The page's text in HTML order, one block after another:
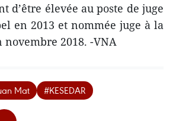
d’être élevée au poste de juge
en 2013 et nommée juge à la
novembre 2018. -VNA
Mat #KESEDAR